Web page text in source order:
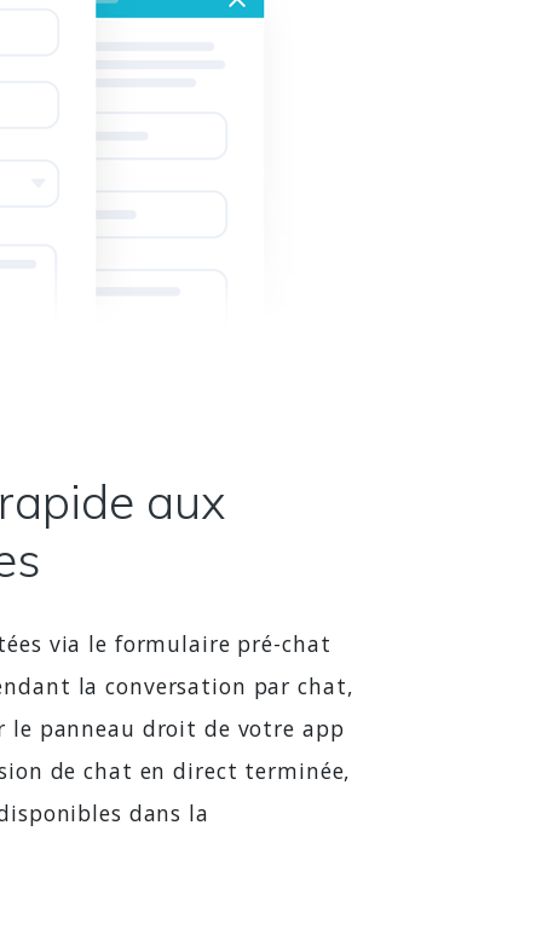
aux
via le formulaire pré-chat
la conversation par chat,
le panneau droit de votre app
de chat en direct terminée,
dans la